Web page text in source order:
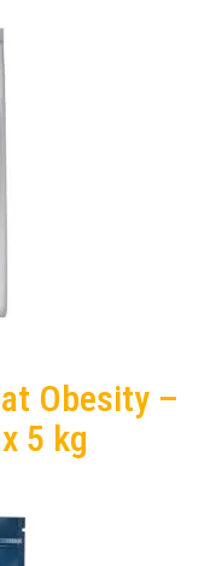
Obesity –
5 kg